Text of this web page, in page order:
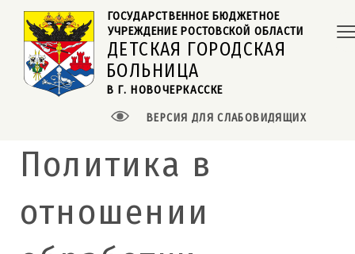
ДЕТСКАЯ ГОРОДСКАЯ
В Г. НОВОЧЕРКАССКЕ
ГОСУДАРСТВЕННОЕ БЮДЖЕТНОЕ
УЧРЕЖДЕНИЕ РОСТОВСКОЙ ОБЛАСТИ
БОЛЬНИЦА
ВЕРСИЯ ДЛЯ СЛАБОВИДЯЩИХ
Политика в
отношении